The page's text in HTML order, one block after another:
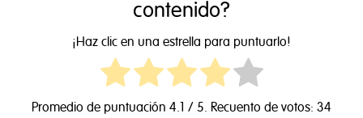
contenido?
¡Haz clic en una estrella para puntuarlo!
Promedio de puntuación 4.1 / 5. Recuento de votos: 34